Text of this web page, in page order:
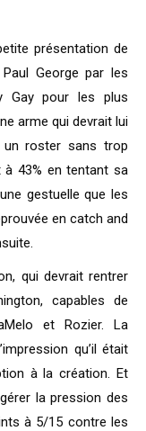
présentation de
George par les
Gay pour les plus
arme qui devrait lui
un roster sans trop
43% en tentant sa
gestuelle que les
en catch and
qui devrait rentrer
capables de
et Rozier. La
qu’il était
à la création. Et
la pression des
à 5/15 contre les